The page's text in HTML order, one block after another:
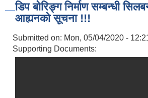
डिप बोरिङ्ग निर्माण सम्बन्धी
आह्यनको सूचना !!!
Submitted on: Mon, 05/04/2020 -
Supporting Documents: